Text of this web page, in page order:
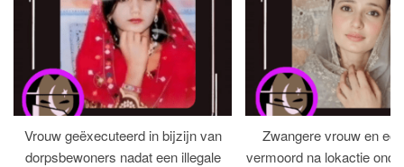
Vrouw geëxecuteerd in bijzijn van
dorpsbewoners nadat een illegale
Zwangere vrouw en
vermoord na lokactie